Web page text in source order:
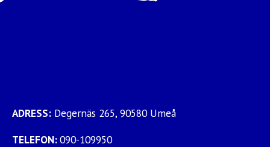
ADRESS: Degernäs 265, 90580 Umeå
TELEFON:090-109950